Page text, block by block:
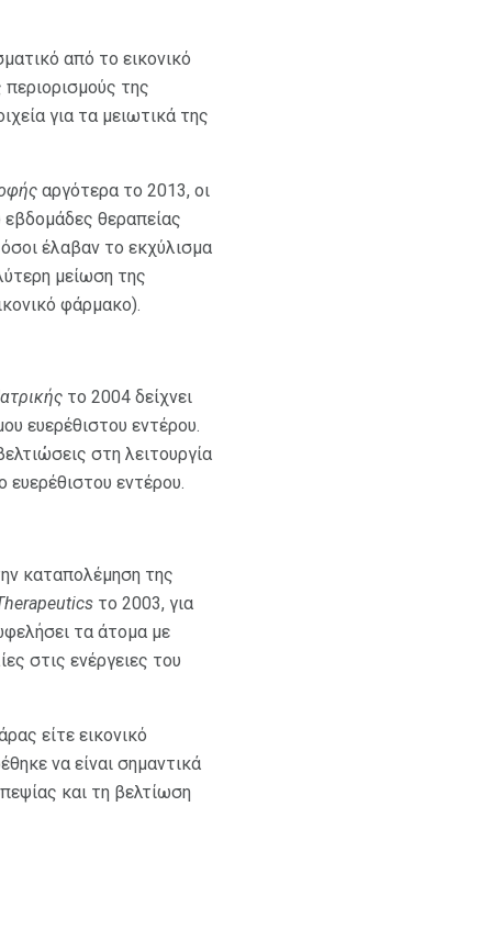
από το εικονικό
της
για τα μειωτικά της
αργότερα το 2013, οι
θεραπείας
έλαβαν το εκχύλισμα
μείωση της
φάρμακο).
το 2004 δείχνει
ευερέθιστου εντέρου.
στη λειτουργία
εντέρου.
καταπολέμηση της
το 2003, για
τα άτομα με
στις ενέργειες του
είτε εικονικό
να είναι σημαντικά
και τη βελτίωση